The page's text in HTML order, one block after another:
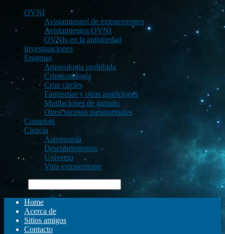
OVNI
Avistamientos de extraterrestres
Avistamientos OVNI
OVNIs en la antigüedad
Investigaciones
Enigmas
Arqueología prohibida
Criptozoología
Crop circles
Fantasmas y otras apariciones
Mutilaciones de ganado
Otros sucesos paranormales
Complots
Ciencia
Astronomía
Descubrimientos
Universo
Vida extraterrestre
Buscar
Home
Acerca de
Sitios amigos
Contacto